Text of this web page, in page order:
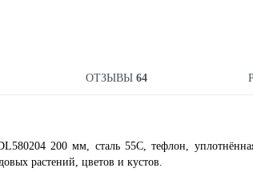
ОТЗЫВЫ64
200 мм, сталь 55С, тефлон,
растений, цветов и кустов.